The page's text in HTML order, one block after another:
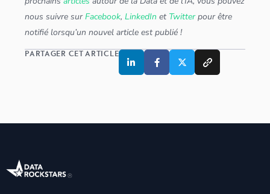
nous suivre surFacebook,LinkedIn et Twitterpour être
notifié lorsqu’un nouvel article est publié !
PARTAGER CET ARTICLE